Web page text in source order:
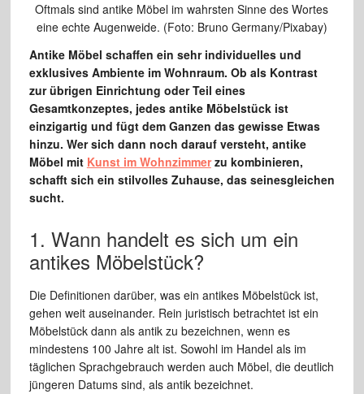
Oftmals sind antike Möbel im wahrsten Sinne des Wortes
eine echte Augenweide. (Foto: Bruno Germany/Pixabay)
Antike Möbel schaffen ein sehr individuelles und
exklusives Ambiente im Wohnraum. Ob als Kontrast
zur übrigen Einrichtung oder Teil eines
Gesamtkonzeptes, jedes antike Möbelstück ist
einzigartig und fügt dem Ganzen das gewisse Etwas
hinzu. Wer sich dann noch darauf versteht, antike
Möbel mit Kunst im Wohnzimmerzu kombinieren,
schafft sich ein stilvolles Zuhause, das seinesgleichen
sucht.
1. Wann handelt es sich um ein
antikes Möbelstück?
Die Definitionen darüber, was ein antikes Möbelstück ist,
gehen weit auseinander. Rein juristisch betrachtet ist ein
Möbelstück dann als antik zu bezeichnen, wenn es
mindestens 100 Jahre alt ist. Sowohl im Handel als im
täglichen Sprachgebrauch werden auch Möbel, die deutlich
jüngeren Datums sind, als antik bezeichnet.